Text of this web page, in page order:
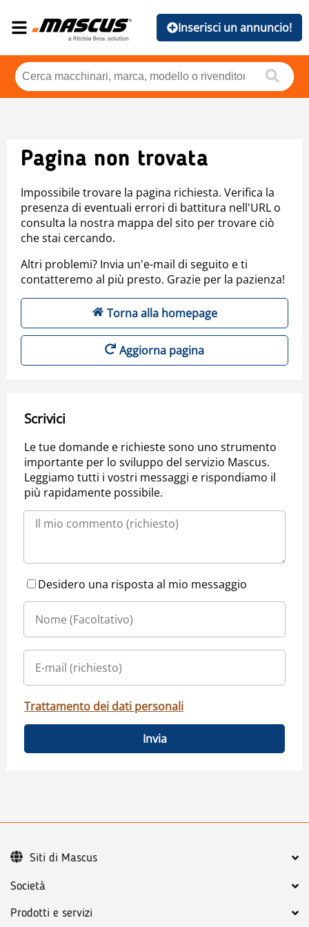
Inserisci un annuncio!
Pagina non trovata
Impossibile trovare la pagina richiesta. Verifica la
presenza di eventuali errori di battitura nell'URL o
consulta la nostra mappa del sito per trovare ciò
che stai cercando.
Altri problemi? Invia un'e-mail di seguito e ti
contatteremo al più presto. Grazie per la pazienza!
Torna alla homepage
Aggiorna pagina
Scrivici
Le tue domande e richieste sono uno strumento
importante per lo sviluppo del servizio Mascus.
Leggiamo tutti i vostri messaggi e rispondiamo il
più rapidamente possibile.
Desidero una risposta al mio messaggio
Trattamento dei dati personali
Invia
Società
Prodotti e servizi
Siti di Mascus